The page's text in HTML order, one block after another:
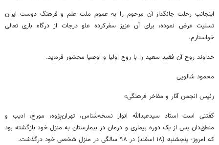
اینجانب رحلت جانگداز آن مرحوم را به عموم ملت علم و فرهنگ دوست ایران
تسلیت عرض نموده، برای آن عزیز سفرکرده علو درجات از درگاه باری تعالی
خواستارم.
خداوند روح آن فقیدِ سعید را با روح اولیا و اوصیا محشور فرماید.
محمود شالویی
رئیس انجمن آثار و مفاخر فرهنگی»
گفتنی است استاد سیدعبدالله انوار‬ نسخه‌شناس، تهران‌پژوه، مورخ، ادیب و
منطق‌دان پس از یک دوره بیماری و درمان در بیمارستان به منزل خود بازگشته بود
که امروز- پنجشنبه (۱۸ اسفند) در ۹۸ سالگی در منزل شخصی خود درگذشت.